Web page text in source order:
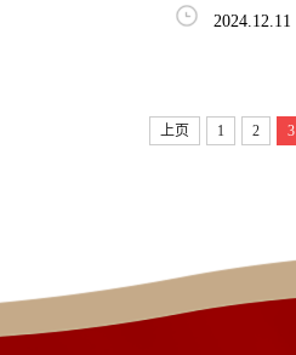
2024.12.11
上页 1 2 3